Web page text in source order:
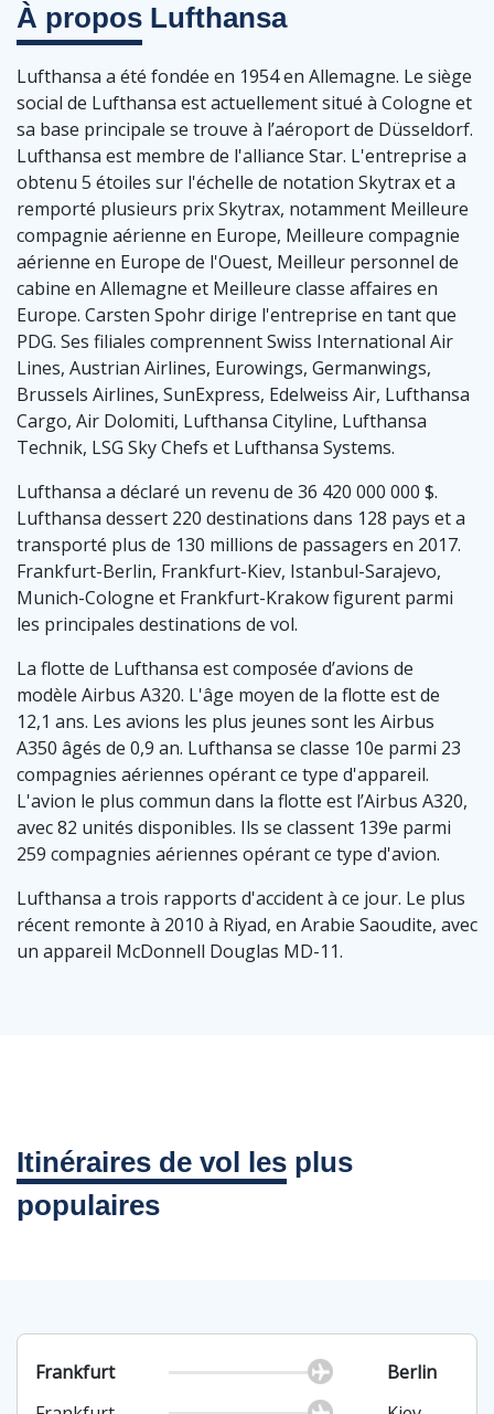
À propos Lufthansa
Lufthansa a été fondée en 1954 en Allemagne. Le siège
social de Lufthansa est actuellement situé à Cologne et
sa base principale se trouve à l’aéroport de Düsseldorf.
Lufthansa est membre de l'alliance Star. L'entreprise a
obtenu 5 étoiles sur l'échelle de notation Skytrax et a
remporté plusieurs prix Skytrax, notamment Meilleure
compagnie aérienne en Europe, Meilleure compagnie
aérienne en Europe de l'Ouest, Meilleur personnel de
cabine en Allemagne et Meilleure classe affaires en
Europe. Carsten Spohr dirige l'entreprise en tant que
PDG. Ses filiales comprennent Swiss International Air
Lines, Austrian Airlines, Eurowings, Germanwings,
Brussels Airlines, SunExpress, Edelweiss Air, Lufthansa
Cargo, Air Dolomiti, Lufthansa Cityline, Lufthansa
Technik, LSG Sky Chefs et Lufthansa Systems.
Lufthansa a déclaré un revenu de 36 420 000 000 $.
Lufthansa dessert 220 destinations dans 128 pays et a
transporté plus de 130 millions de passagers en 2017.
Frankfurt-Berlin, Frankfurt-Kiev, Istanbul-Sarajevo,
Munich-Cologne et Frankfurt-Krakow figurent parmi
les principales destinations de vol.
La flotte de Lufthansa est composée d’avions de
modèle Airbus A320. L'âge moyen de la flotte est de
12,1 ans. Les avions les plus jeunes sont les Airbus
A350 âgés de 0,9 an. Lufthansa se classe 10e parmi 23
compagnies aériennes opérant ce type d'appareil.
L'avion le plus commun dans la flotte est l’Airbus A320,
avec 82 unités disponibles. Ils se classent 139e parmi
259 compagnies aériennes opérant ce type d'avion.
Lufthansa a trois rapports d'accident à ce jour. Le plus
récent remonte à 2010 à Riyad, en Arabie Saoudite, avec
un appareil McDonnell Douglas MD-11.
Itinéraires de vol les plus
populaires
Frankfurt
Berlin